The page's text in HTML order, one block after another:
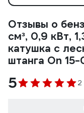
Отзывы о
см³, 0,9 кВт,
катушка с
штанга On
5 2